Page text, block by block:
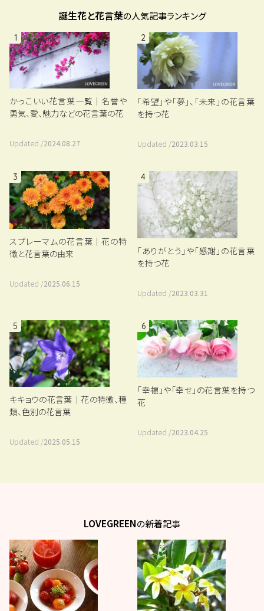
誕生花と花言葉の人気記事ランキング
1
かっこいい花言葉一覧｜名誉や
勇気、愛、魅力などの花言葉の花
Updated /2024.08.27
2
「希望」や「夢」、「未来」の花言葉
を持つ花
Updated /2023.03.15
3
スプレーマムの花言葉｜花の特
徴と花言葉の由来
Updated /2025.06.15
4
「ありがとう」や「感謝」の花言葉
を持つ花
Updated /2023.03.31
5
キキョウの花言葉｜花の特徴、種
類、色別の花言葉
Updated /2025.05.15
6
「幸福」や「幸せ」の花言葉を持つ
花
Updated /2023.04.25
LOVEGREENの新着記事